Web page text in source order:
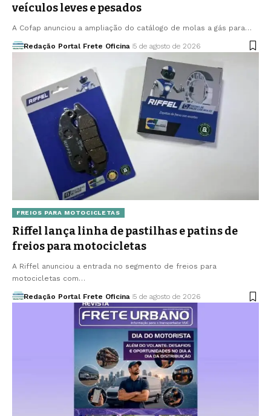
veículos leves e pesados
A Cofap anunciou a ampliação do catálogo de molas a gás para…
Redação Portal Frete Oficina 5 de agosto de 2026
FREIOS PARA MOTOCICLETAS
Riffel lança linha de pastilhas e patins de
freios para motocicletas
A Riffel anunciou a entrada no segmento de freios para
motocicletas com…
Redação Portal Frete Oficina 5 de agosto de 2026